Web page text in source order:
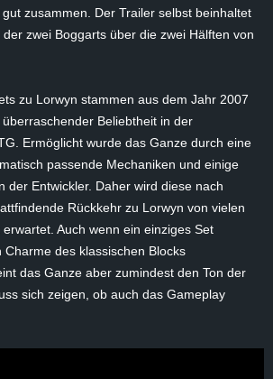
zusammen. Der Trailer selbst beinhaltet
zwei Boggarts über die zwei Hälften von
zu Lorwyn stammen aus dem Jahr 2007
Beliebtheit in der
Ermöglicht wurde das Ganze durch eine
passende Mechaniken und einige
der Entwickler. Daher wird diese nach
Rückkehr zu Lorwyn von vielen
Auch wenn ein einziges Set
Charme des klassischen Blocks
das Ganze aber zumindest den Ton der
sich zeigen, ob auch das Gameplay